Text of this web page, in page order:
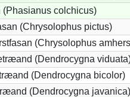
(Phasianus colchicus)
(Chrysolophus pictus)
(Chrysolophus
(Dendrocygna
(Dendrocygna bicolor)
(Dendrocygna javanica)